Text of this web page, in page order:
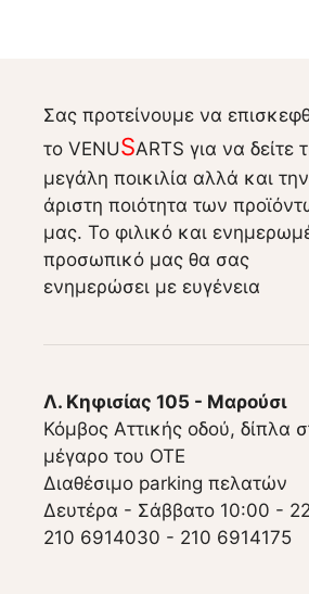
Σας προτείνουμε να
το VENUSARTS για να δείτε
μεγάλη ποικιλία αλλά και την
άριστη ποιότητα των
μας. Το φιλικό και
προσωπικό μας θα σας
ενημερώσει με ευγένεια
Λ. Κηφισίας 105 - Μαρούσι
Κόμβος Αττικής οδού, δίπλα
μέγαρο του ΟΤΕ
Διαθέσιμο parking πελατών
Δευτέρα - Σάββατο 10:00 -
210 6914030 - 210 6914175